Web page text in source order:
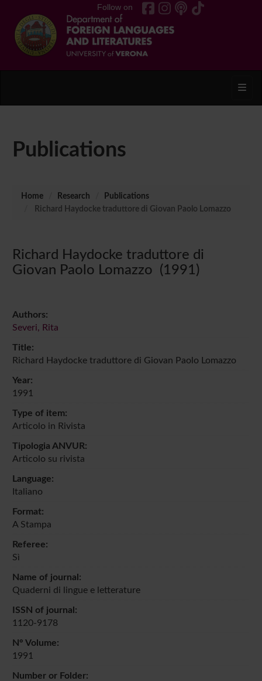
Follow on
Publications
Home Research
Publications
Richard Haydocke traduttore di Giovan Paolo Lomazzo
Richard Haydocke traduttore di
Giovan Paolo Lomazzo (1991)
Authors:
Severi, Rita
Title:
Richard Haydocke traduttore di Giovan Paolo Lomazzo
Year:
1991
Type of item:
Articolo in Rivista
Tipologia ANVUR:
Articolo su rivista
Language:
Italiano
Format:
A Stampa
Referee:
Sì
Name of journal:
Quaderni di lingue e letterature
ISSN of journal:
1120-9178
N° Volume:
1991
Number or Folder: